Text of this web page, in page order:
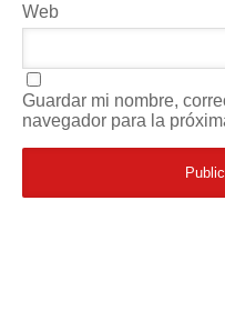
Web
Guardar mi nombre,
navegador para la